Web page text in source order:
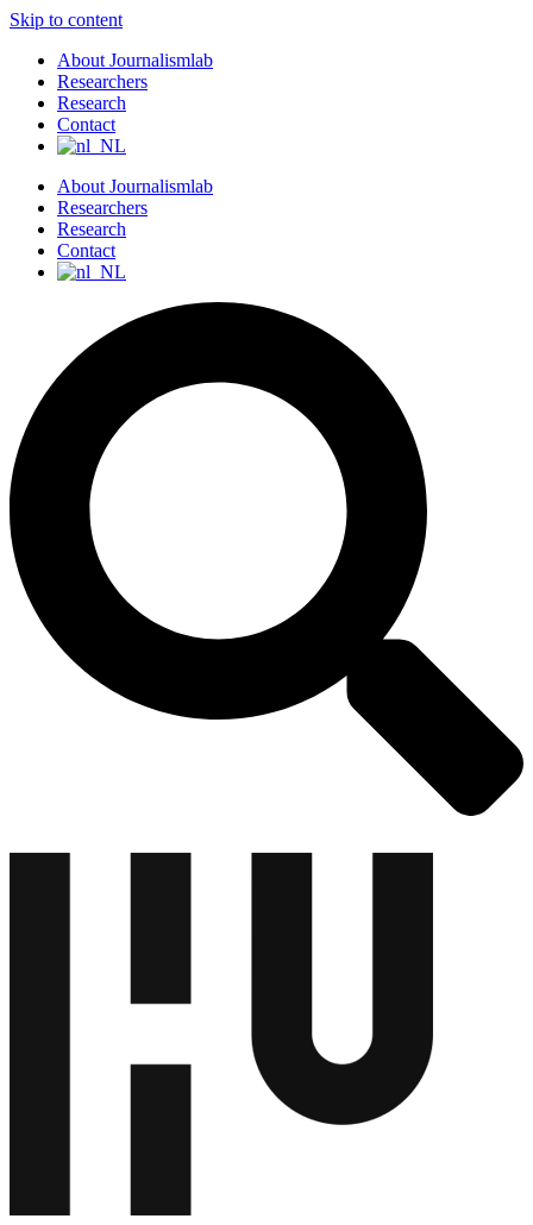
Skip to content
About Journalismlab
Researchers
Research
Contact
About Journalismlab
Researchers
Research
Contact